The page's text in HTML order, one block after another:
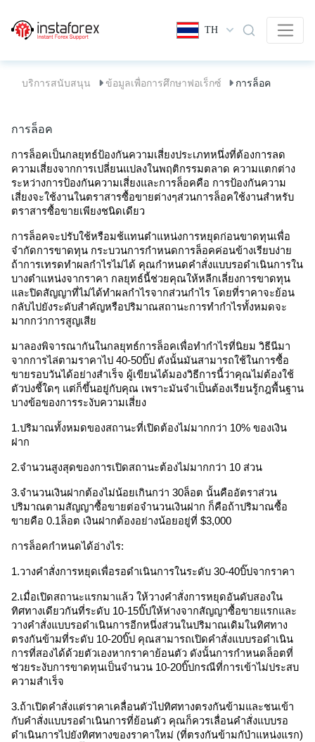
TH
บริการสนับสนุน ข้อมูลเพื่อการศึกษาฟอเร็กซ์ การล็อค
การล็อค
การล็อคเป็นกลยุทธ์ป้องกันความเสี่ยงประเภทหนึ่งที่ต้องการลด
ความเสี่ยงจากการเปลี่ยนแปลงในพฤติกรรมตลาด ความแตกต่าง
ระหว่างการป้องกันความเสี่ยงและการล็อคคือ การป้องกันความ
เสี่ยงจะใช้งานในตราสารซื้อขายต่างๆส่วนการล็อคใช้งานสำหรับ
ตราสารซื้อขายเพียงชนิดเดียว
การล็อคจะปรับใช้หรือมช้แทนตำแหน่งการหยุดก่อนขาดทุนเพื่อ
จำกัดการขาดทุน กระบวนการกำหนดการล็อคค่อนข้างเรียบง่าย
ถ้าการเทรดทำผลกำไรไม่ได้ คุณกำหนดคำสั่งแบบรอดำเนินการใน
บางตำแหน่งจากราคา กลยุทธ์นี้ช่วยคุณให้หลีกเลี่ยงการขาดทุน
และปิดสัญญาที่ไม่ได้ทำผลกำไรจากส่วนกำไร โดยที่ราคาจะย้อน
กลับไปยังระดับสำคัญหรือปริมาณสถานะการทำกำไรทั้งหมดจะ
มากกว่าการสูญเสีย
มาลองพิจารณากันในกลยุทธ์การล็อคเพื่อทำกำไรที่นิยม วิธีนีมา
จากการไล่ตามราคาไป 40-50บิ๊ป ดังนั้นมันสามารถใช้ในการซื้อ
ขายรอบวันได้อย่างสำเร็จ ผู้เขียนได้มองวิธีการนี้ว่าคุณไม่ต้องใช้
ตัวบ่งชี้ใดๆ แต่ก็ขึ้นอยู่กับคุณ เพราะมันจำเป็นต้องเรียนรู้กฎพื้นฐาน
บางข้อของการระงับความเสี่ยง
1.ปริมาณทั้งหมดของสถานะที่เปิดต้องไม่มากกว่า 10% ของเงิน
ฝาก
2.จำนวนสูงสุดของการเปิดสถานะต้องไม่มากกว่า 10 ส่วน
3.จำนวนเงินฝากต้องไม่น้อยเกินกว่า 30ล็อต นั้นคืออัตราส่วน
ปริมาณตามสัญญาซื้อขายต่อจำนวนเงินฝาก ก็คือถ้าปริมาณซื้อ
ขายคือ 0.1ล็อต เงินฝากต้องอย่างน้อยอยู่ที่ $3,000
การล็อคกำหนดได้อ่างไร:
1.วางคำสั่งการหยุดเพื่อรอดำเนินการในระดับ 30-40บิ๊ปจากราคา
2.เมื่อเปิดสถานะแรกมาแล้ว ให้วางคำสั่งการหยุดอันดับสองใน
ทิศทางเดียวกันที่ระดับ 10-15บิ๊ปให้ห่างจากสัญญาซื้อขายแรกและ
วางคำสั่งแบบรอดำเนินการอีกหนึ่งส่วนในปริมาณเดิมในทิศทาง
ตรงกันข้ามที่ระดับ 10-20บิ๊ป คุณสามารถเปิดคำสั่งแบบรอดำเนิน
การที่สองได้ด้วยตัวเองหากราคาย้อนตัว ดังนั้นการกำหนดล็อตที่
ช่วยระงับการขาดทุนเป็นจำนวน 10-20บิ๊ปกรณีที่การเข้าไม่ประสบ
ความสำเร็จ
3.ถ้าเปิดคำสั่งแต่ราคาเคลื่อนตัวไปทิศทางตรงกันข้ามและชนเข้า
กับคำสั่งแบบรอดำเนินการที่ย้อนตัว คุณก็ควรเลื่อนคำสั่งแบบรอ
ดำเนินการไปยังทิศทางของราคาใหม่ (ที่ตรงกันข้ามกับำแหน่งแรก)